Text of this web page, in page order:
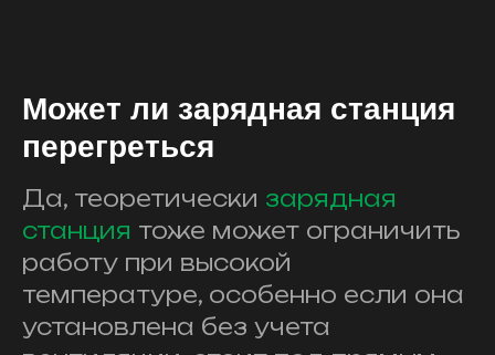
Может ли зарядная станция
перегреться
Да, теоретически зарядная
станция тоже может ограничить
работу при высокой
температуре, особенно если она
установлена без учета